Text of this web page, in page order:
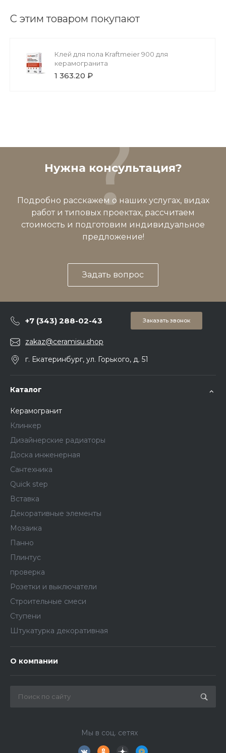
С этим товаром покупают
Клей для пола Kraftmeier 900 для
керамогранита
1 363.20 ₽
Нужна консультация?
Подробно расскажем о наших услугах, видах
работ и типовых проектах, рассчитаем
стоимость и подготовим индивидуальное
предложение!
Задать вопрос
+7 (343) 288-02-43 Заказать звонок
zakaz@ceramisu.shop
г. Екатеринбург, ул. Горького, д. 51
Каталог
Керамогранит
Клинкер
Дизайнерские радиаторы
Доска инженерная
Сантехника
Quick step
Вставка
Декоративные элементы
Мозаика
Панно
Плинтус
проверка
Розетки и выключатели
Строительные смеси
Ступени
Штукатурка декоративная
О компании
Мы в соц. сетях